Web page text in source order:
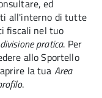
ed
all'interno di tutte
fiscali nel tuo
pratica. Per
allo Sportello
la tua Area
.